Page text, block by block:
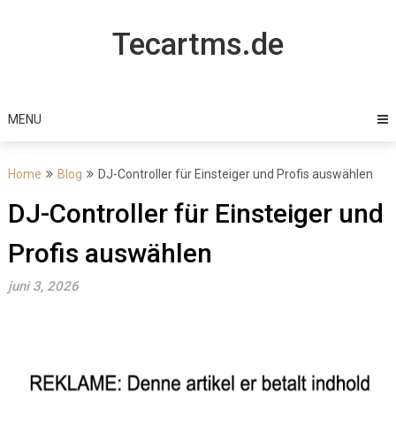
Tecartms.de
MENU
Home Blog DJ-Controller für Einsteiger und Profis auswählen
DJ-Controller für Einsteiger und
Profis auswählen
juni 3, 2026